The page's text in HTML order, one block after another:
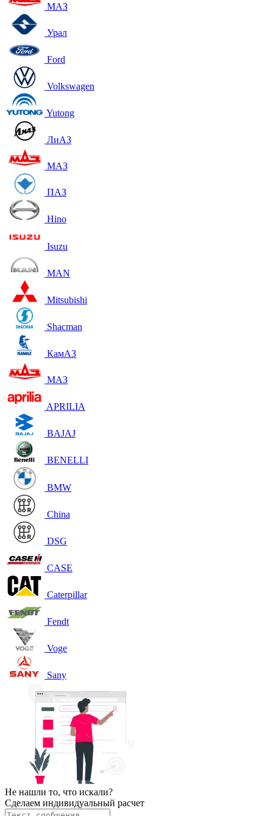
МАЗ
Урал
Ford
Volkswagen
Yutong
ЛиАЗ
МАЗ
ПАЗ
Hino
Isuzu
MAN
Mitsubishi
Shacman
КамАЗ
МАЗ
APRILIA
BAJAJ
BENELLI
BMW
China
DSG
CASE
Caterpillar
Fendt
Voge
Sany
Не нашли то, что искали?
Сделаем индивидуальный расчет